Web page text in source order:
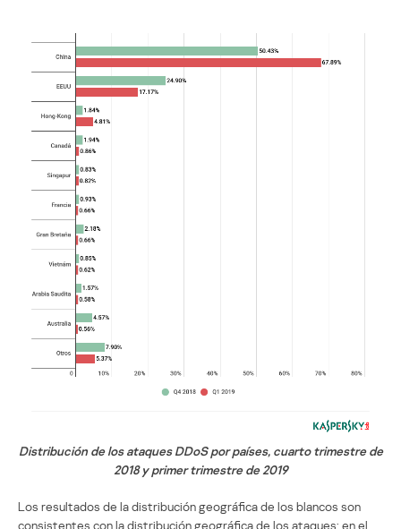
Distribución de los ataques DDoS por países, cuarto trimestre de
2018 y primer trimestre de 2019
Los resultados de la distribución geográfica de los blancos son
consistentes con la distribución geográfica de los ataques: en el